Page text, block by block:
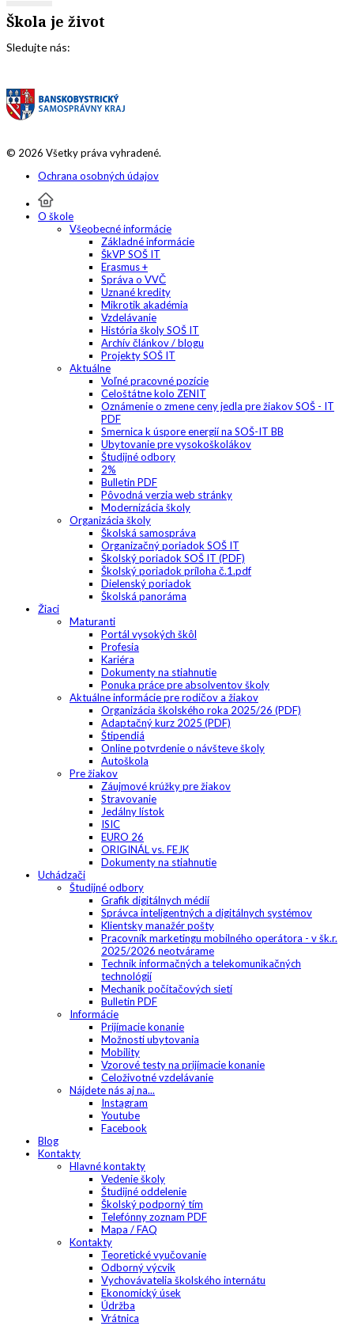
Škola je život
Sledujte nás:
© 2026 Všetky práva vyhradené.
Ochrana osobných údajov
O škole
Všeobecné informácie
Základné informácie
ŠkVP SOŠ IT
Erasmus +
Správa o VVČ
Uznané kredity
Mikrotik akadémia
Vzdelávanie
História školy SOŠ IT
Archív článkov / blogu
Projekty SOŠ IT
Aktuálne
Voľné pracovné pozície
Celoštátne kolo ZENIT
Oznámenie o zmene ceny jedla pre žiakov SOŠ - IT
PDF
Smernica k úspore energií na SOŠ-IT BB
Ubytovanie pre vysokoškolákov
Študijné odbory
2%
Bulletin PDF
Pôvodná verzia web stránky
Modernizácia školy
Organizácia školy
Školská samospráva
Organizačný poriadok SOŠ IT
Školský poriadok SOŠ IT (PDF)
Školský poriadok príloha č.1.pdf
Dielenský poriadok
Školská panoráma
Žiaci
Maturanti
Portál vysokých škôl
Profesia
Kariéra
Dokumenty na stiahnutie
Ponuka práce pre absolventov školy
Aktuálne informácie pre rodičov a žiakov
Organizácia školského roka 2025/26 (PDF)
Adaptačný kurz 2025 (PDF)
Štipendiá
Online potvrdenie o návšteve školy
Autoškola
Pre žiakov
Záujmové krúžky pre žiakov
Stravovanie
Jedálny lístok
ISIC
EURO 26
ORIGINÁL vs. FEJK
Dokumenty na stiahnutie
Uchádzači
Študijné odbory
Grafik digitálnych médií
Správca inteligentných a digitálnych systémov
Klientsky manažér pošty
Pracovník marketingu mobilného operátora - v šk.r.
2025/2026 neotvárame
Technik informačných a telekomunikačných
technológií
Mechanik počítačových sietí
Bulletin PDF
Informácie
Prijímacie konanie
Možnosti ubytovania
Mobility
Vzorové testy na prijímacie konanie
Celoživotné vzdelávanie
Nájdete nás aj na...
Instagram
Youtube
Facebook
Blog
Kontakty
Hlavné kontakty
Vedenie školy
Študijné oddelenie
Školský podporný tím
Telefónny zoznam PDF
Mapa / FAQ
Kontakty
Teoretické vyučovanie
Odborný výcvik
Vychovávatelia školského internátu
Ekonomický úsek
Údržba
Vrátnica